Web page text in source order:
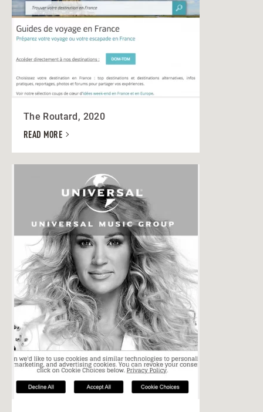
The Routard, 2020
READ MORE